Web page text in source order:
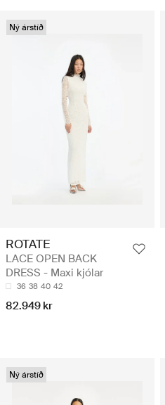
Ný árstíð
ROTATE
LACE OPEN BACK
DRESS - Maxi kjólar
36 38 40 42
82.949 kr
Ný árstíð